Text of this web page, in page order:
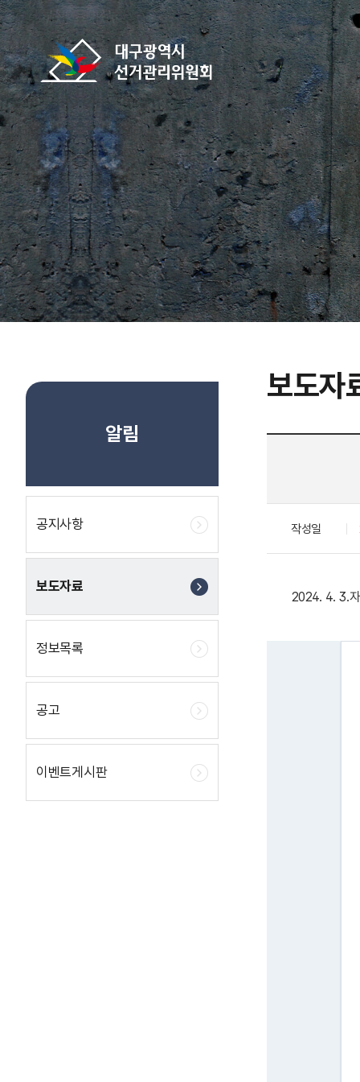
바로가기 메뉴
알림
공지사항
보도자료
정보목록
공고
이벤트게시판
보도자
작성일
2024. 4. 3.